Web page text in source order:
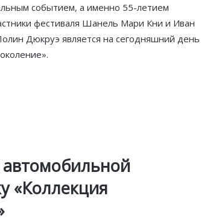
событием, а именно 55-летием
фестиваля Шанель Мари Кни и Иван
Дюкруэ является на сегодняшний день
«Коллекция